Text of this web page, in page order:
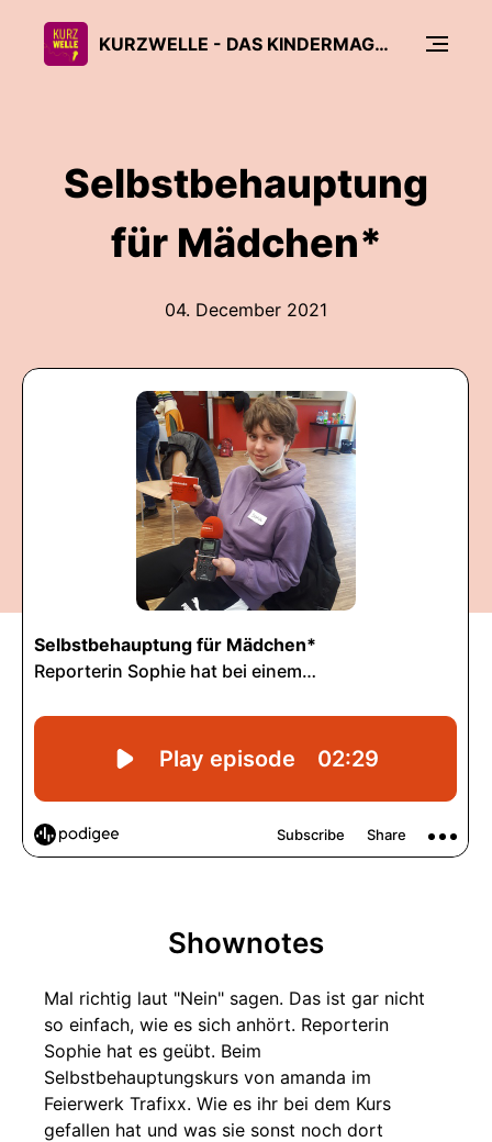
KURZWELLE - DAS KINDERMAGAZIN VON RADIO FEIERWERK
Selbstbehauptung
für Mädchen*
04. December 2021
Shownotes
Mal richtig laut "Nein" sagen. Das ist gar nicht
so einfach, wie es sich anhört. Reporterin
Sophie hat es geübt. Beim
Selbstbehauptungskurs von amanda im
Feierwerk Trafixx. Wie es ihr bei dem Kurs
gefallen hat und was sie sonst noch dort